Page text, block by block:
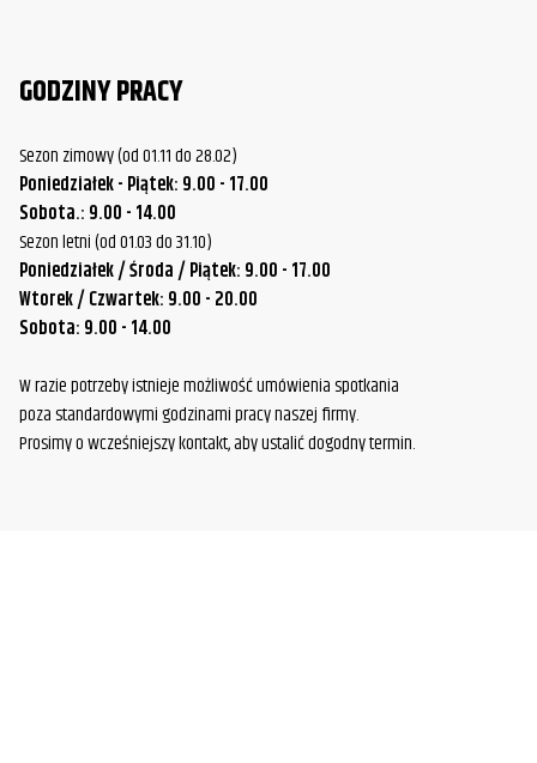
GODZINY PRACY
Sezon zimowy (od 01.11 do 28.02)
Poniedziałek - Piątek: 9.00 - 17.00
Sobota.: 9.00 - 14.00
Sezon letni (od 01.03 do 31.10)
Poniedziałek / Środa / Piątek: 9.00 - 17.00
Wtorek / Czwartek: 9.00 - 20.00
Sobota: 9.00 - 14.00
W razie potrzeby istnieje możliwość umówienia spotkania
poza standardowymi godzinami pracy naszej firmy.
Prosimy o wcześniejszy kontakt, aby ustalić dogodny termin.